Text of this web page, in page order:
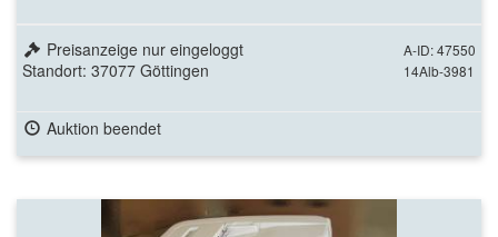
A-ID: 47550
14Alb-3981
Preisanzeige nur eingeloggt
Standort: 37077 Göttingen
Auktion beendet